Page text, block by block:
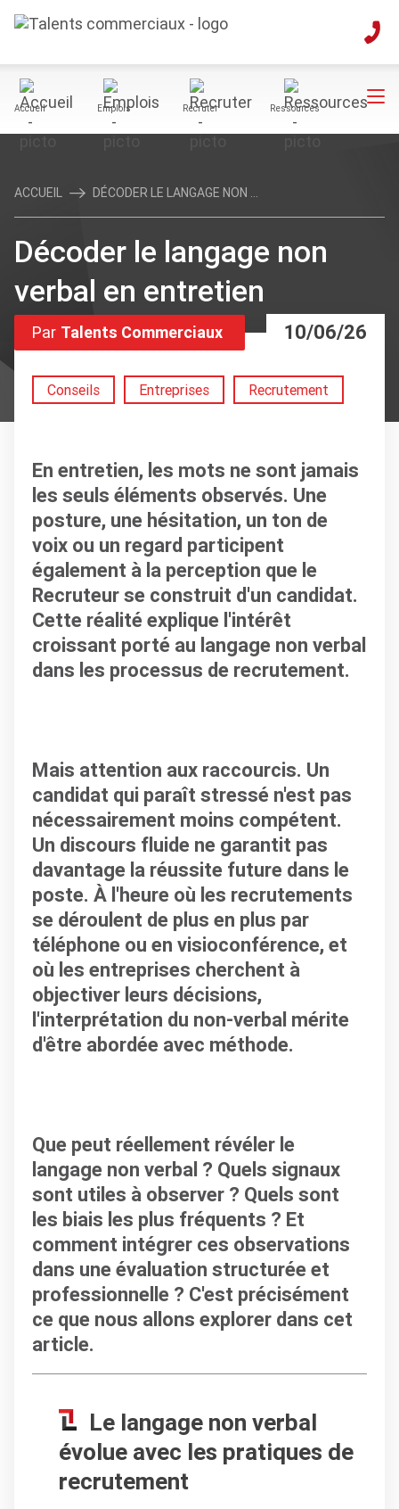
Accueil Emplois Recruter Ressources
ACCUEIL DÉCODER LE LANGAGE NON ...
Décoder le langage non
verbal en entretien
10/06/26
Par Talents Commerciaux
Conseils Entreprises Recrutement
En entretien, les mots ne sont jamais
les seuls éléments observés. Une
posture, une hésitation, un ton de
voix ou un regard participent
également à la perception que le
Recruteur se construit d'un candidat.
Cette réalité explique l'intérêt
croissant porté au langage non verbal
dans les processus de recrutement.
Mais attention aux raccourcis. Un
candidat qui paraît stressé n'est pas
nécessairement moins compétent.
Un discours fluide ne garantit pas
davantage la réussite future dans le
poste. À l'heure où les recrutements
se déroulent de plus en plus par
téléphone ou en visioconférence, et
où les entreprises cherchent à
objectiver leurs décisions,
l'interprétation du non-verbal mérite
d'être abordée avec méthode.
Que peut réellement révéler le
langage non verbal ? Quels signaux
sont utiles à observer ? Quels sont
les biais les plus fréquents ? Et
comment intégrer ces observations
dans une évaluation structurée et
professionnelle ? C'est précisément
ce que nous allons explorer dans cet
article.
Le langage non verbal
évolue avec les pratiques de
recrutement